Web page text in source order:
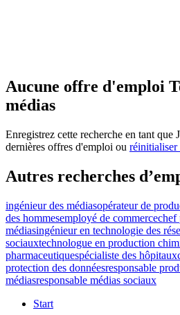
Aucune offre d'emploi
médias
Enregistrez cette recherche en tant que
dernières offres d'emploi ou réinitialiser
Autres recherches
ingénieur des médiasopérateur de
des hommesemployé de commercechef
médiasingénieur en technologie des
sociauxtechnologue en production
pharmaceutiquespécialiste des hôpitaux
protection des donnéesresponsable
médiasresponsable médias sociaux
Start